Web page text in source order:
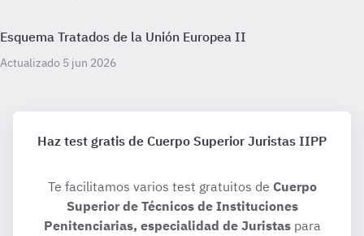
Esquema Tratados de la Unión Europea II
Actualizado 5 jun 2026
Haz test gratis de Cuerpo Superior Juristas IIPP
Te facilitamos varios test gratuitos de Cuerpo
Superior de Técnicos de Instituciones
Penitenciarias, especialidad de Juristaspara